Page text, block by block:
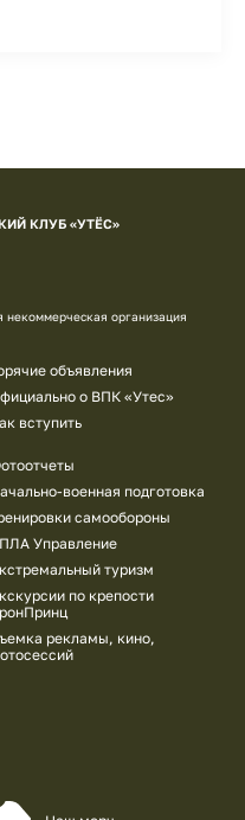
КЛУБ «УТЁС»
организация
объявления
о ВПК «Утес»
вступить
военная подготовка
самообороны
Управление
туризм
по крепости
рекламы, кино,